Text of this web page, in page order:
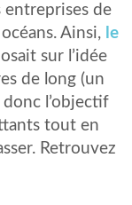
entreprises de
Ainsi, le
sur l’idée
de long (un
l’objectif
tout en
Retrouvez